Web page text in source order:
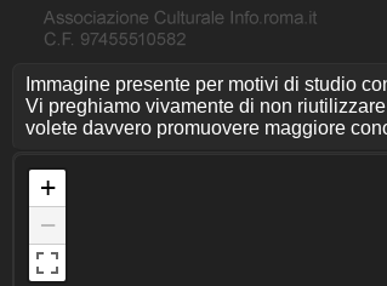
Immagine presente per motivi di studio
Vi preghiamo vivamente di non
volete davvero promuovere maggiore
+
−